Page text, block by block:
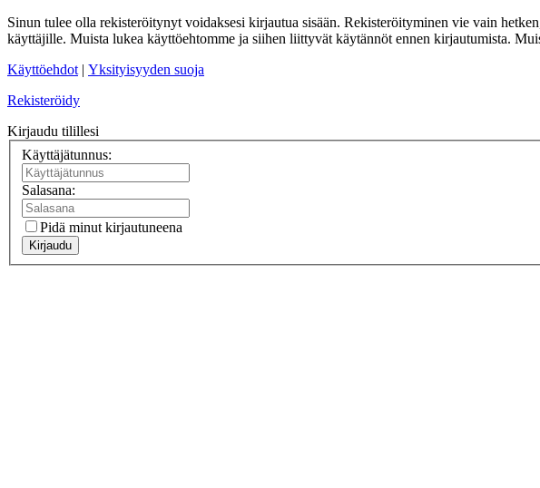
Sinun tulee olla rekisteröitynyt voidaksesi kirjautua sisään. Rekisteröityminen vie vain
käyttäjille. Muista lukea käyttöehtomme ja siihen liittyvät käytännöt ennen kirjautumista.
Käyttöehdot | Yksityisyyden suoja
Rekisteröidy
Kirjaudu tilillesi
Käyttäjätunnus:
Salasana:
Pidä minut kirjautuneena
Kirjaudu